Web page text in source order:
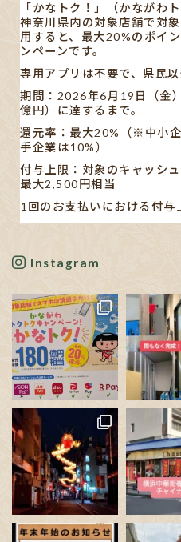
「かなトク！」（かながわ
神奈川県内の対象店舗で対
用すると、最大20%のポイ
ンペーンです。
専用アプリは不要で、県民以
期間：2026年6月19日（金
億円）に達するまで。
還元率：最大20%（※中小
手企業は10%）
付与上限：対象のキャッシ
最大2,500円相当
1回のお支払いにおける付
※利用する店舗によって対応
✋🏻発表された書類や新聞
かりにくいです。
ポイン...See More
Photo
View on Facebook Share
Instagram